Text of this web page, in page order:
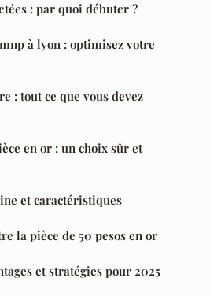
: par quoi débuter ?
à lyon : optimisez votre
: tout ce que vous devez
en or : un choix sûr et
et caractéristiques
la pièce de 50 pesos en or
et stratégies pour 2025